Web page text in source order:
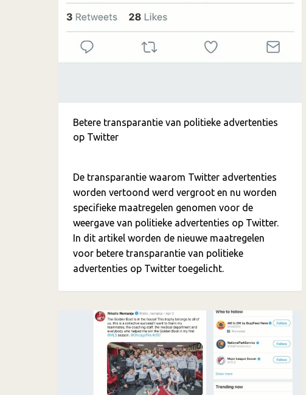
Betere transparantie van politieke advertenties
op Twitter
De transparantie waarom Twitter advertenties
worden vertoond werd vergroot en nu worden
specifieke maatregelen genomen voor de
weergave van politieke advertenties op Twitter.
In dit artikel worden de nieuwe maatregelen
voor betere transparantie van politieke
advertenties op Twitter toegelicht.